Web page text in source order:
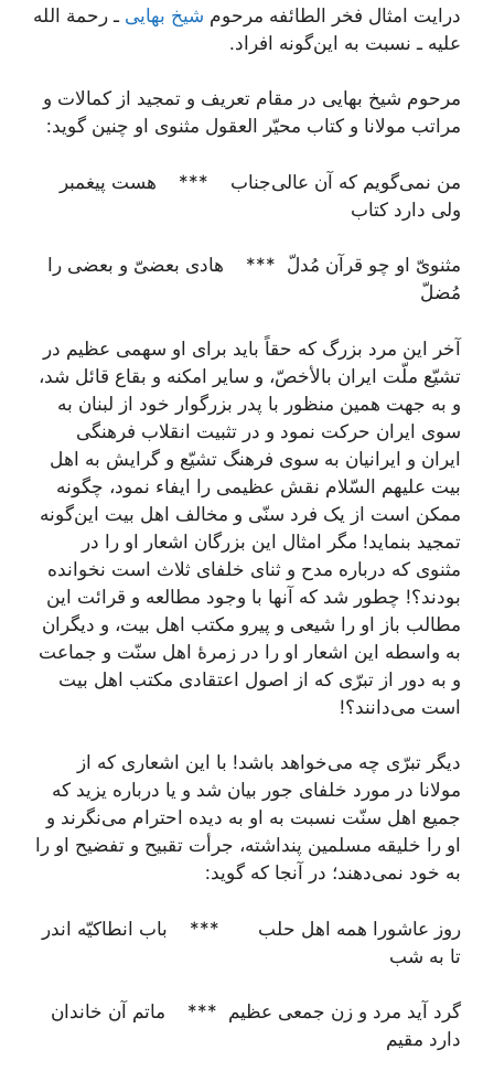
درایت امثال فخر الطائفه مرحوم شیخ بهایی ـ رحمة الله
علیه ـ نسبت به این‌گونه افراد.
مرحوم شیخ بهایی در مقام تعریف و تمجید از کمالات و
مراتب مولانا و کتاب محیّر العقول مثنوی او چنین گوید:
من نمی‌گویم که آن عالی‌جناب *** هست پیغمبر
ولی دارد کتاب
مثنویّ او چو قرآن مُدلّ *** هادی بعضیّ و بعضی را
مُضلّ
آخر این مرد بزرگ که حقاً باید برای او سهمی عظیم در
تشیّع ملّت ایران بالأخصّ، و سایر امکنه و بقاع قائل شد،
و به جهت همین منظور با پدر بزرگوار خود از لبنان به
سوی ایران حرکت نمود و در تثبیت انقلاب فرهنگی
ایران و ایرانیان به سوی فرهنگ تشیّع و گرایش به اهل
بیت علیهم السّلام نقش عظیمی را ایفاء نمود، چگونه
ممکن است از یک فرد سنّی و مخالف اهل بیت این‌گونه
تمجید بنماید! مگر امثال این بزرگان اشعار او را در
مثنوی که درباره مدح و ثنای خلفای ثلاث است نخوانده
بودند؟! چطور شد که آنها با وجود مطالعه و قرائت این
مطالب باز او را شیعی و پیرو مکتب اهل بیت، و دیگران
به واسطه این اشعار او را در زمرۀ اهل سنّت و جماعت
و به دور از تبرّی که از اصول اعتقادی مکتب اهل بیت
است می‌دانند؟!
دیگر تبرّی چه می‌خواهد باشد! با این اشعاری که از
مولانا در مورد خلفای جور بیان شد و یا درباره یزید که
جمیع اهل سنّت نسبت به او به دیده احترام می‌نگرند و
او را خلیقه مسلمین پنداشته، جرأت تقبیح و تفضیح او را
به خود نمی‌دهند؛ در آنجا که گوید:
روز عاشورا همه اهل حلب *** باب انطاکیّه اندر
تا به شب
گرد آید مرد و زن جمعی عظیم *** ماتم آن خاندان
دارد مقیم